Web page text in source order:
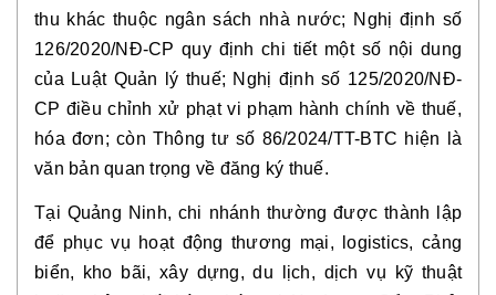
thu khác thuộc ngân sách nhà nước; Nghị định số
126/2020/NĐ-CP quy định chi tiết một số nội dung
của Luật Quản lý thuế; Nghị định số 125/2020/NĐ-
CP điều chỉnh xử phạt vi phạm hành chính về thuế,
hóa đơn; còn Thông tư số 86/2024/TT-BTC hiện là
văn bản quan trọng về đăng ký thuế.
Tại Quảng Ninh, chi nhánh thường được thành lập
để phục vụ hoạt động thương mại, logistics, cảng
biển, kho bãi, xây dựng, du lịch, dịch vụ kỹ thuật